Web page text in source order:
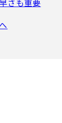
さも重要